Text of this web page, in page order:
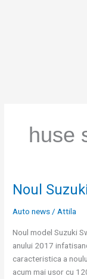
huse
Noul
Auto news / Attila
Noul model Suzuki
anului 2017
caracteristica a
acum mai usor cu
Noul
Swift